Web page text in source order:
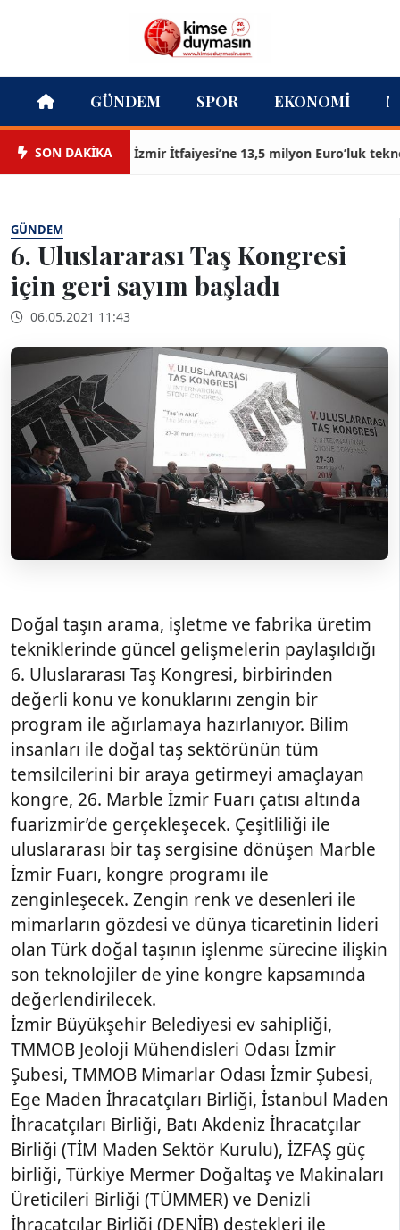
GÜNDEM SPOR EKONOMI
SON DAKİKAİzmir İtfaiyesi’ne 13,5 milyon Euro’luk teknoloji
GÜNDEM
6. Uluslararası Taş Kongresi
için geri sayım başladı
06.05.2021 11:43
Doğal taşın arama, işletme ve fabrika üretim
tekniklerinde güncel gelişmelerin paylaşıldığı
6. Uluslararası Taş Kongresi, birbirinden
değerli konu ve konuklarını zengin bir
program ile ağırlamaya hazırlanıyor. Bilim
insanları ile doğal taş sektörünün tüm
temsilcilerini bir araya getirmeyi amaçlayan
kongre, 26. Marble İzmir Fuarı çatısı altında
fuarizmir’de gerçekleşecek. Çeşitliliği ile
uluslararası bir taş sergisine dönüşen Marble
İzmir Fuarı, kongre programı ile
zenginleşecek. Zengin renk ve desenleri ile
mimarların gözdesi ve dünya ticaretinin lideri
olan Türk doğal taşının işlenme sürecine ilişkin
son teknolojiler de yine kongre kapsamında
değerlendirilecek.
İzmir Büyükşehir Belediyesi ev sahipliği,
TMMOB Jeoloji Mühendisleri Odası İzmir
Şubesi, TMMOB Mimarlar Odası İzmir Şubesi,
Ege Maden İhracatçıları Birliği, İstanbul Maden
İhracatçıları Birliği, Batı Akdeniz İhracatçılar
Birliği (TİM Maden Sektör Kurulu), İZFAŞ güç
birliği, Türkiye Mermer Doğaltaş ve Makinaları
Üreticileri Birliği (TÜMMER) ve Denizli
İhracatçılar Birliği (DENİB) destekleri ile